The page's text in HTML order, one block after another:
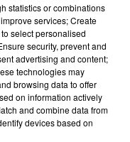
FERME
centre-ville
contraint de
statistics or combinations
services; Create
select personalised
security, prevent and
advertising and content;
technologies may
browsing data to offer
on information actively
and combine data from
devices based on